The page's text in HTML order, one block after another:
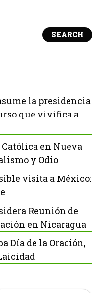
SEARCH
la presidencia
que vivifica a
en Nueva
y Odio
visita a México:
Reunión de
en Nicaragua
Día de la Oración,